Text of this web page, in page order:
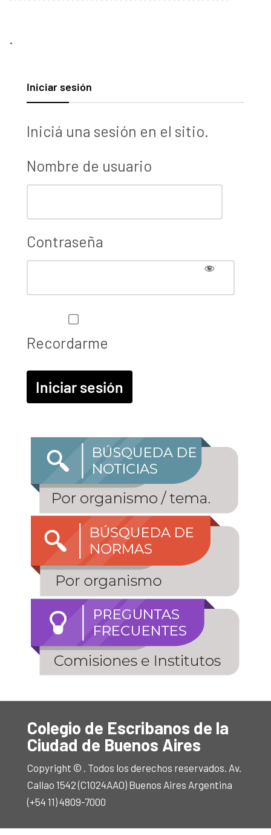
.
Iniciar sesión
Iniciá una sesión en el sitio.
Nombre de usuario
Contraseña
Recordarme
Colegio de Escribanos de la
Ciudad de Buenos Aires
Copyright © . Todos los derechos reservados. Av.
Callao 1542 (C1024AAO) Buenos Aires Argentina
(+54 11) 4809-7000